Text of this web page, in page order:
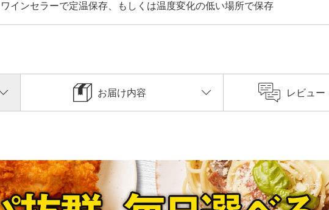
ワインセラーで定温保存、もしくは温度変化の低い場所で保存
お届け内容 レビュー